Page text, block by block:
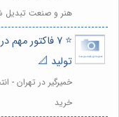
هنر و صنعت تبدیل
⭐️ 7 فاکتور
تولید 📐
خمیرگیر در تهران
خرید